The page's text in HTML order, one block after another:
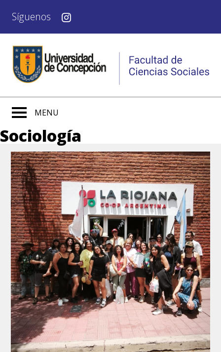
Síguenos
MENU
Sociología